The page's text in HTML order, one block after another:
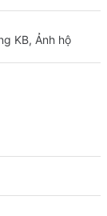
KB, Ảnh hộ